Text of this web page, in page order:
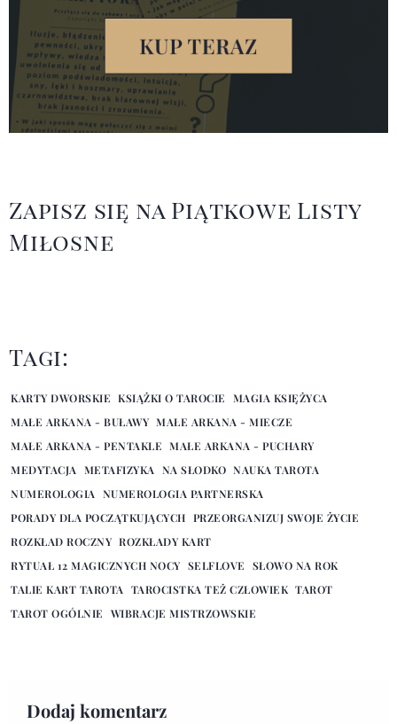
Zapisz się na Piątkowe Listy
Miłosne
Tagi:
KARTY DWORSKIE KSIĄŻKI O TAROCIE
MAGIA KSIĘŻYCA
MAŁE ARKANA - BUŁAWY MAŁE ARKANA - MIECZE
MAŁE ARKANA - PENTAKLE MAŁE ARKANA - PUCHARY
MEDYTACJA METAFIZYKA NA SŁODKO NAUKA TAROTA
NUMEROLOGIA NUMEROLOGIA PARTNERSKA
PORADY DLA POCZĄTKUJĄCYCH PRZEORGANIZUJ SWOJE ŻYCIE
ROZKŁAD ROCZNY ROZKŁADY KART
RYTUAŁ 12 MAGICZNYCH NOCY SELFLOVE
SŁOWO NA ROK
TALIE KART TAROTA TAROCISTKA TEŻ CZŁOWIEK TAROT
TAROT OGÓLNIE
WIBRACJE MISTRZOWSKIE
Dodaj komentarz